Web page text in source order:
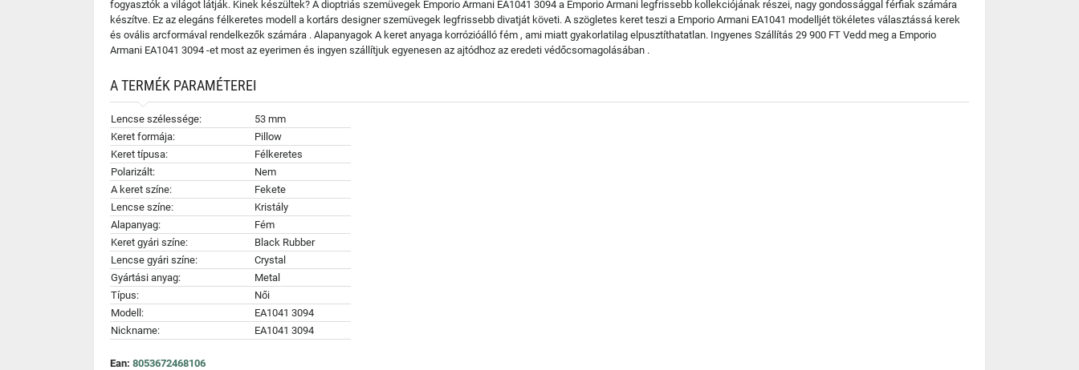
fogyasztók a világot látják. Kinek készültek? A dioptriás szemüvegek Emporio Armani EA1041 3094 a Emporio Armani legfrissebb kollekciójának részei, nagy gondossággal férfiak számára
készítve. Ez az elegáns félkeretes modell a kortárs designer szemüvegek legfrissebb divatját követi. A szögletes keret teszi a Emporio Armani EA1041 modelljét tökéletes választássá kerek
és ovális arcformával rendelkezők számára . Alapanyagok A keret anyaga korrózióálló fém , ami miatt gyakorlatilag elpusztíthatatlan. Ingyenes Szállítás 29 900 FT Vedd meg a Emporio
Armani EA1041 3094 -et most az eyerimen és ingyen szállítjuk egyenesen az ajtódhoz az eredeti védőcsomagolásában .
A TERMÉK PARAMÉTEREI
Lencse szélessége:
53 mm
Keret formája:
Pillow
Keret típusa:
Félkeretes
Polarizált:
Nem
A keret színe:
Fekete
Lencse színe:
Kristály
Alapanyag:
Fém
Keret gyári színe:
Black Rubber
Lencse gyári színe:
Crystal
Gyártási anyag:
Metal
Típus:
Női
Modell:
EA1041 3094
Nickname:
EA1041 3094
Ean: 8053672468106